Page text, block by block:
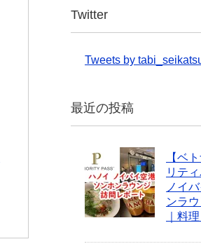
Twitter
Tweets by
最近の投稿
【ベ
リテ
ノイ
ンラ
｜料